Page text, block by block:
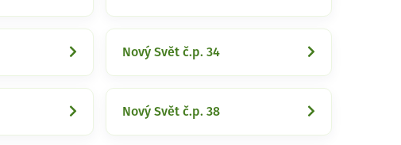
Nový Svět č.p. 34
Nový Svět č.p. 38